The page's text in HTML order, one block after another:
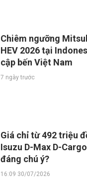
Chiêm ngưỡng
HEV 2026 tại
cập bến Việt Nam
7 ngày trước
Giá chỉ từ 492 triệu
Isuzu D-Max D-
đáng chú ý?
16:09 30/07/2026